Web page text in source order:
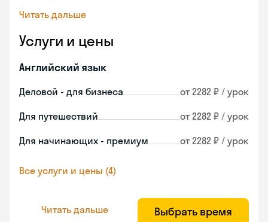
Читать дальше
Услуги и цены
Английский язык
Деловой - для бизнеса от 2282 ₽ / урок
Для путешествий от 2282 ₽ / урок
Для начинающих - премиум от 2282 ₽ / урок
Все услуги и цены (4)
Читать дальше Выбрать время